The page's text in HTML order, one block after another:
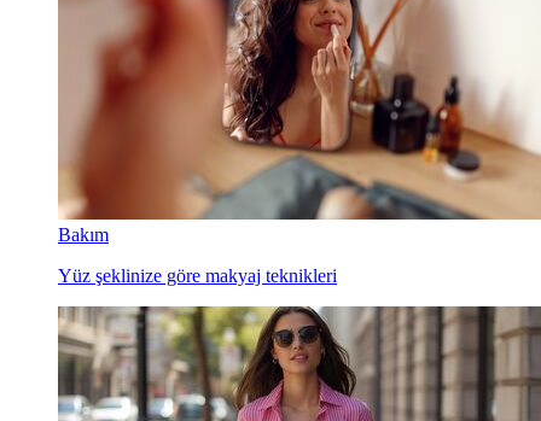
Bakım
Yüz şeklinize göre makyaj teknikleri